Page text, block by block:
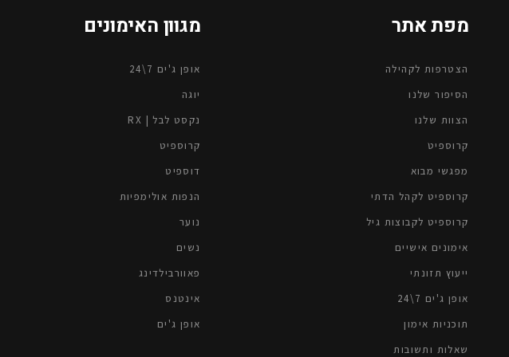
מפת אתר
הצטרפות לקהילה
הסיפור שלנו
הצוות שלנו
קרוספיטׁ
מפגשי מבוא
קרוספיט לקהל הדתי
קרוספיט לקבוצות גיל
אימונים אישיים
ייעוץ תזונתי
אופן ג'ים 7\24
תוכניות אימון
שאלות ותשובות
מגוון האימונים
אופן ג'ים 7\24
יוגה
נקסט לבל | RX
קרוספיט
דוספיט
הנפות אולימפיות
נוער
נשים
פאוורבילדינג
אינטנס
אופן ג'ים